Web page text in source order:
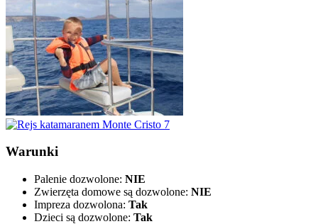
Warunki
Palenie dozwolone: NIE
Zwierzęta domowe są dozwolone: NIE
Impreza dozwolona: Tak
Dzieci są dozwolone: Tak